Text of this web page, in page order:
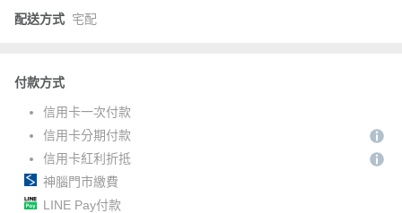
配送方式 宅配
付款方式
信用卡一次付款
信用卡分期付款
信用卡紅利折抵
神腦門市繳費
LINE Pay付款